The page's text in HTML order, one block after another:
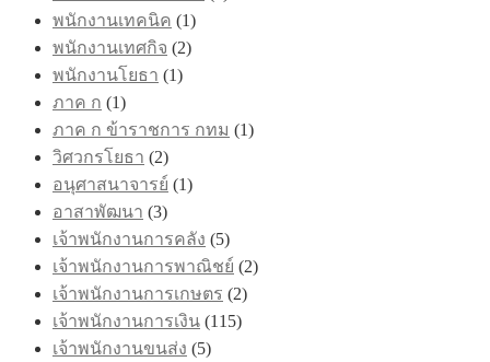
พนักงานเทคนิค (1)
พนักงานเทศกิจ (2)
พนักงานโยธา (1)
ภาค ก (1)
ภาค ก ข้าราชการ กทม (1)
วิศวกรโยธา (2)
อนุศาสนาจารย์ (1)
อาสาพัฒนา (3)
เจ้าพนักงานการคลัง (5)
เจ้าพนักงานการพาณิชย์ (2)
เจ้าพนักงานการเกษตร (2)
เจ้าพนักงานการเงิน (115)
เจ้าพนักงานขนส่ง (5)